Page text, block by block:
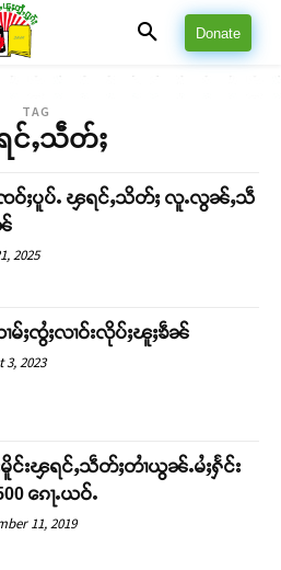
Donate
TAG
င်ႇသဵတ်ႈ
ႈပူပ်ႉ ၾရင်ႇသိတ်ႈ လူႉလွၼ်ႇသဵ
2025
မ်ႈၸွႆႈလၢဝ်းလိုပ်ႈၽူႈၶဵၼ်
3, 2023
င်းၾရင်ႇသဵတ်ႈတၢႆယွၼ်ႉမႆႈႁႅင်း
ၵေႃႉယဝ်ႉ
11, 2019